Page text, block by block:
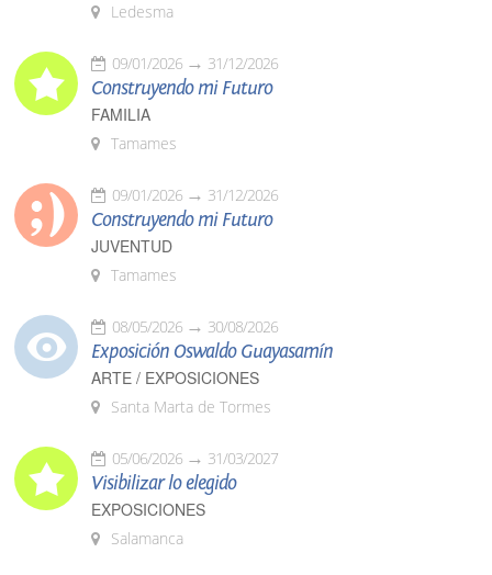
Ledesma
09/01/2026 31/12/2026
Construyendo mi Futuro
FAMILIA
Tamames
09/01/2026 31/12/2026
Construyendo mi Futuro
JUVENTUD
Tamames
08/05/2026 30/08/2026
Exposición Oswaldo Guayasamín
ARTE / EXPOSICIONES
Santa Marta de Tormes
05/06/2026 31/03/2027
Visibilizar lo elegido
EXPOSICIONES
Salamanca